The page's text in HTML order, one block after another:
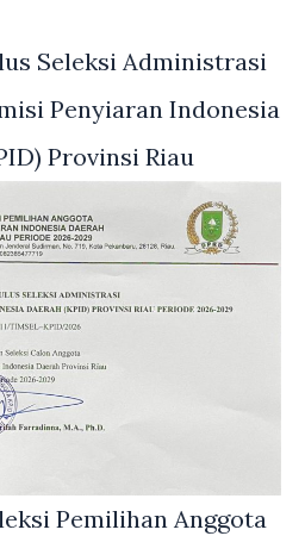
Seleksi Administrasi
Penyiaran Indonesia
Provinsi Riau
Pemilihan Anggota